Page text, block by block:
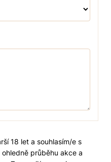
18 let a souhlasím/e s
průběhu akce a